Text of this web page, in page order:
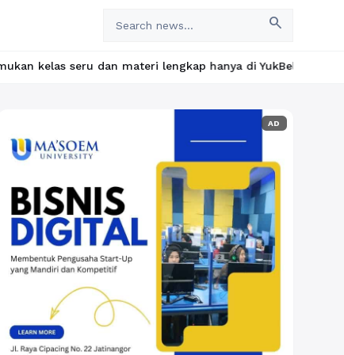
search
materi lengkap hanya di YukBelajar.com. Mulai
AD